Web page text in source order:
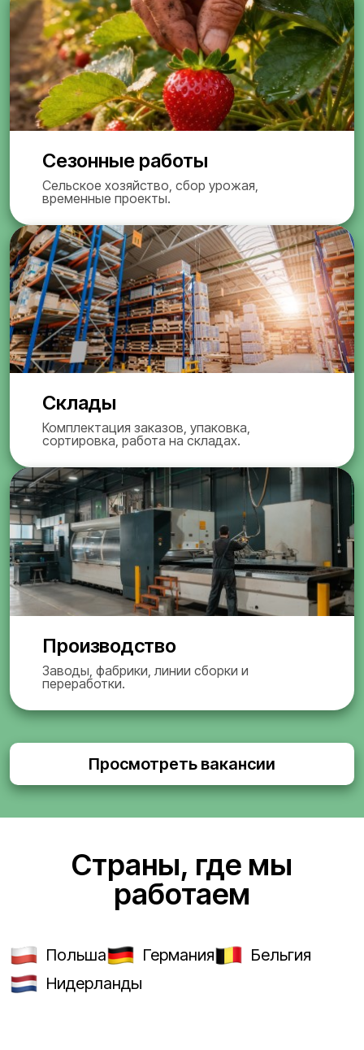
Сезонные работы
Сельское хозяйство, сбор урожая,
временные проекты.
Склады
Комплектация заказов, упаковка,
сортировка, работа на складах.
Производство
Заводы, фабрики, линии сборки и
переработки.
Просмотреть вакансии
Страны, где мы
работаем
Польша Германия
Бельгия
Нидерланды